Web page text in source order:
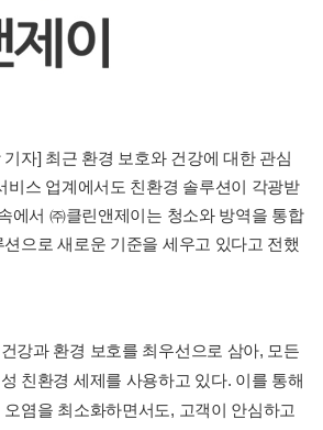
자] 최근 환경 보호와 건강에 대한 관심
비스 업계에서도 친환경 솔루션이 각광받
에서 ㈜클린앤제이는 청소와 방역을 통합
으로 새로운 기준을 세우고 있다고 전했
강과 환경 보호를 최우선으로 삼아, 모든
친환경 세제를 사용하고 있다. 이를 통해
염을 최소화하면서도, 고객이 안심하고